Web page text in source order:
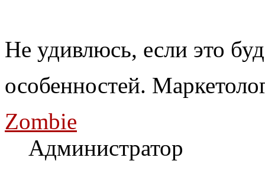
Не удивлюсь, если это
особенностей.
Zombie
Администратор